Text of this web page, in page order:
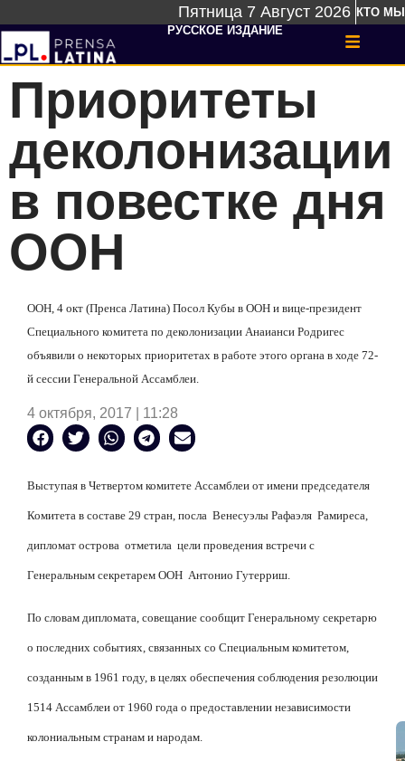
Пятница 7 Август 2026 КТО МЫ
РУССКОЕ ИЗДАНИЕ
Приоритеты
деколонизации
в повестке дня
ООН
ООН, 4 окт (Пренса Латина) Посол Кубы в ООН и вице-президент
Специального комитета по деколонизации Анаианси Родригес
объявили о некоторых приоритетах в работе этого органа в ходе 72-
й сессии Генеральной Ассамблеи.
4 октября, 2017 | 11:28
Выступая в Четвертом комитете Ассамблеи от имени председателя
Комитета в составе 29 стран, посла Венесуэлы Рафаэля Рамиреса,
дипломат острова отметила цели проведения встречи с
Генеральным секретарем ООН Антонио Гутерриш.
По словам дипломата, совещание сообщит Генеральному секретарю
о последних событиях, связанных со Специальным комитетом,
созданным в 1961 году, в целях обеспечения соблюдения резолюции
1514 Ассамблеи от 1960 года о предоставлении независимости
колониальным странам и народам.